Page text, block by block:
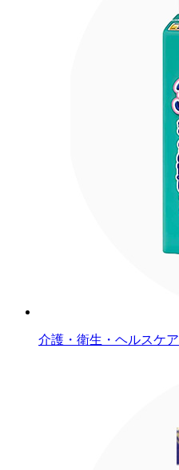
介護・衛生・ヘルスケア